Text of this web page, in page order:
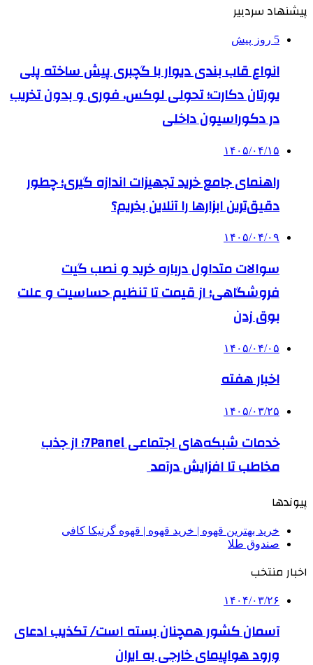
پیشنهاد سردبیر
5 روز پیش
انواع قاب بندی دیوار با گچبری پیش ساخته پلی
یورتان دکارت؛ تحولی لوکس، فوری و بدون تخریب
در دکوراسیون داخلی
۱۴۰۵/۰۴/۱۵
راهنمای جامع خرید تجهیزات اندازه گیری؛ چطور
دقیق‌ترین ابزارها را آنلاین بخریم؟
۱۴۰۵/۰۴/۰۹
سوالات متداول درباره خرید و نصب گیت
فروشگاهی؛ از قیمت تا تنظیم حساسیت و علت
بوق زدن
۱۴۰۵/۰۴/۰۵
اخبار هفته
۱۴۰۵/۰۳/۲۵
خدمات شبکه‌های اجتماعی 7Panel؛ از جذب
مخاطب تا افزایش درآمد
پیوندها
خرید بهترین قهوه | خرید قهوه | قهوه گرنیکا کافی
صندوق طلا
اخبار منتخب
۱۴۰۴/۰۳/۲۶
آسمان کشور همچنان بسته است/ تکذیب ادعای
ورود هواپیمای خارجی به ایران